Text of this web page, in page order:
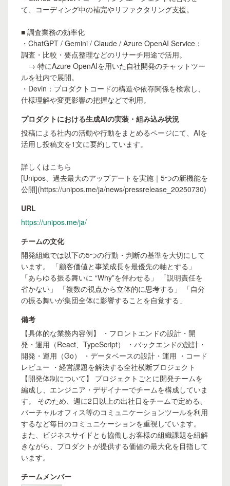
て、コーディング中の補完やリファクタリング支援。
■ 調査業務の効率化
・ChatGPT / Gemini / Claude / Azure OpenAI Service：
調査・比較・要点整理などのリサーチ用途で活用。
→ 特にAzure OpenAIを用いた自社開発のチャットツー
ルを社内で展開。
・Devin：プロダクトコードの構造や依存関係を検索し、
仕様理解や変更影響の把握などで利用。
プロダクトにおける生成AIの実装・組み込み状況
投稿による社内の活動や行動をまとめるページにて、AIを
活用し投稿文を1文に要約しています。
詳しくはこちら
[Unipos、過去最大のアップデートを実施｜5つの新機能を
公開](https://unipos.me/ja/news/pressrelease_20250730)
URL
https://unipos.me/ja/
チームの文化
開発組織では以下の5つの行動・判断の基準を大切にして
います。 「顧客価値と事業成長を最優先の軸とする」
「あらゆる振る舞いに “Why”を伴わせる」 「説明責任を
省かない」 「複数の視点から立体的に思考する」 「自分
の振る舞いが集団全体に影響することを自覚する」
備考
【具体的な業務内容例】 ・フロントエンドの設計・開
発・運用（React、TypeScript） ・バックエンドの設計・
開発・運用（Go） ・データベースの設計・運用 ・コード
レビュー ・経営課題を解決する全社横断プロジェクト
【開発体制について】 プロジェクトごとに開発チームを
編成し、エンジニア・デザイナーでチームを構成していま
す。 そのため、週に2日以上の出社日をチームで定める、
バーチャルオフィス等のコミュニケーションツールを利用
するなど毎日のコミュニケーションを重視しています。
また、ビジネスサイドとも協働しお客様の組織課題を紐解
きながら、プロダクトが提供する価値の最大化を目指して
います。
チームメンバー